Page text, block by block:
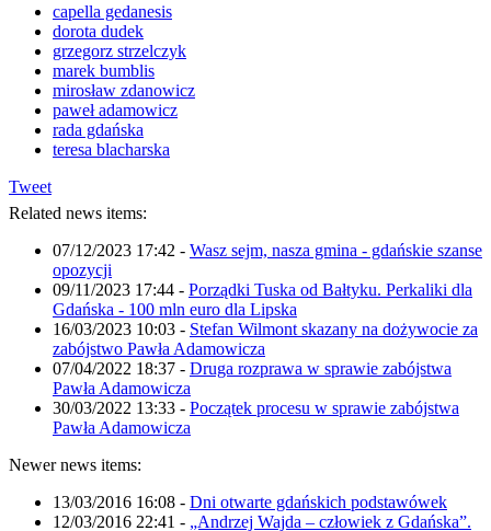
capella gedanesis
dorota dudek
grzegorz strzelczyk
marek bumblis
mirosław zdanowicz
paweł adamowicz
rada gdańska
teresa blacharska
Tweet
Related news items:
07/12/2023 17:42 - Wasz sejm, nasza gmina - gdańskie szanse
opozycji
09/11/2023 17:44 - Porządki Tuska od Bałtyku. Perkaliki dla
Gdańska - 100 mln euro dla Lipska
16/03/2023 10:03 - Stefan Wilmont skazany na dożywocie za
zabójstwo Pawła Adamowicza
07/04/2022 18:37 - Druga rozprawa w sprawie zabójstwa
Pawła Adamowicza
30/03/2022 13:33 - Początek procesu w sprawie zabójstwa
Pawła Adamowicza
Newer news items:
13/03/2016 16:08 - Dni otwarte gdańskich podstawówek
12/03/2016 22:41 - „Andrzej Wajda – człowiek z Gdańska”.